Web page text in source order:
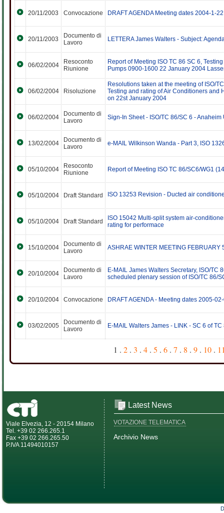
20/11/2003 Convocazione DRAFT AGENDA Meeting dates 2004-1-
20/11/2003
Documento di
Lavoro
LETTERA James Walters - Subject:
06/02/2004
Resoconto
Riunione
Report of Meeting ISO TC 86 SC 6,
Pumps 0900-1600 22 January 2004
06/02/2004 Risoluzione
Resolutions taken at the meeting of ISO/
Testing and rating of Air Conditioners and
on 22st January 2004
06/02/2004
Documento di
Lavoro
Sign-In Sheet - ISO/TC 86/SC 6 -
13/02/2004
Documento di
Lavoro
e-MAIL Wilkinson Wanda - Part 3, ISO
05/10/2004
Resoconto
Riunione
Report of Meeting ISO TC 86/SC6/WG1
05/10/2004 Draft Standard ISO 13253 Revision - Ducted air
05/10/2004 Draft Standard
ISO 15042 Multi-split system air-
rating for performace
15/10/2004
Documento di
Lavoro
ASHRAE WINTER MEETING FEBRUARY
20/10/2004
Documento di
Lavoro
E-MAIL James Walters Secretary, ISO/TC
scheduled plenary session of ISO/TC 86/
20/10/2004 Convocazione DRAFT AGENDA - Meeting dates 2005-
03/02/2005
Documento di
Lavoro
E-MAIL Walters James - LINK - SC 6 of
1 . 2 . 3 . 4 . 5 . 6 . 7 . 8 . 9 . 10 .
Viale Elvezia, 12 - 20154 Milano
Tel. +39 02 266.265.1
Fax +39 02 266.265.50
P.IVA 11494010157
Latest News
VOTAZIONE TELEMATICA
Archivio News